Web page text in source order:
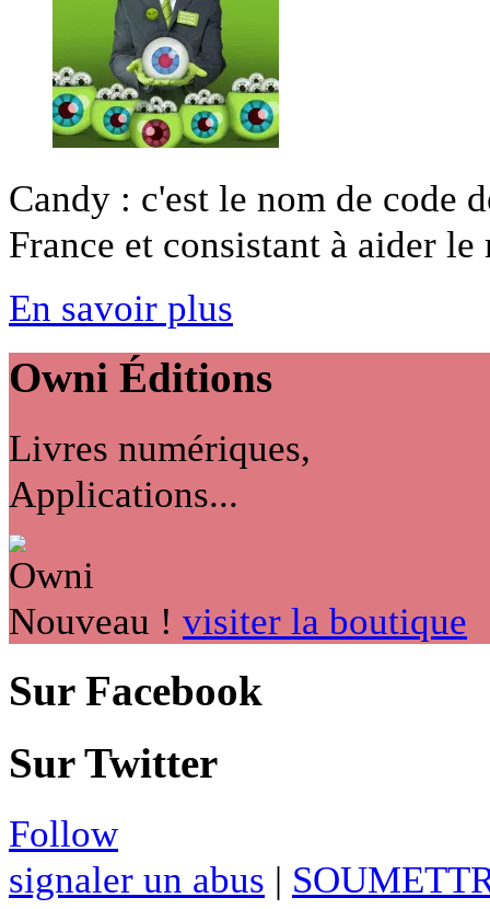
Candy : c'est le nom de code
France et consistant à aider
En savoir plus
Owni Éditions
Livres numériques,
Applications...
Nouveau ! visiter la boutique
Sur Facebook
Sur Twitter
Follow
signaler un abus |